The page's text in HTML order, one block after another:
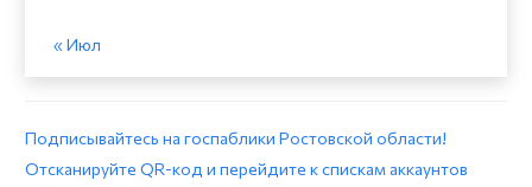
« Июл
Подписывайтесь на госпаблики Ростовской области!
Отсканируйте QR-код и перейдите к спискам аккаунтов